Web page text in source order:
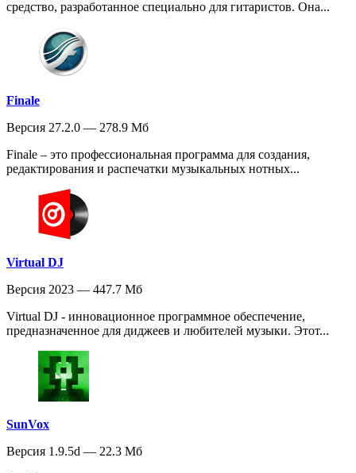
средство, разработанное специально для гитаристов. Она...
Finale
Версия 27.2.0 — 278.9 Мб
Finale – это профессиональная программа для создания,
редактирования и распечатки музыкальных нотных...
Virtual DJ
Версия 2023 — 447.7 Мб
Virtual DJ - инновационное программное обеспечение,
предназначенное для диджеев и любителей музыки. Этот...
SunVox
Версия 1.9.5d — 22.3 Мб